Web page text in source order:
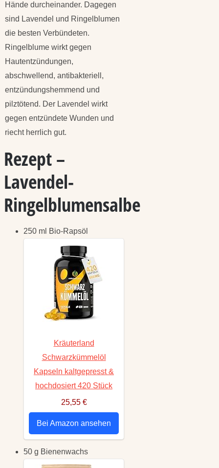
Hände durcheinander. Dagegen
sind Lavendel und Ringelblumen
die besten Verbündeten.
Ringelblume wirkt gegen
Hautentzündungen,
abschwellend, antibakteriell,
entzündungshemmend und
pilztötend. Der Lavendel wirkt
gegen entzündete Wunden und
riecht herrlich gut.
Rezept –
Lavendel-
Ringelblumensalbe
250 ml Bio-Rapsöl
Kräuterland
Schwarzkümmelöl
Kapseln kaltgepresst &
hochdosiert 420 Stück
25,55 €
Bei Amazon ansehen
50 g Bienenwachs